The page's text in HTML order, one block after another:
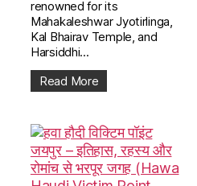
renowned for its
Mahakaleshwar Jyotirlinga,
Kal Bhairav Temple, and
Harsiddhi...
Read More